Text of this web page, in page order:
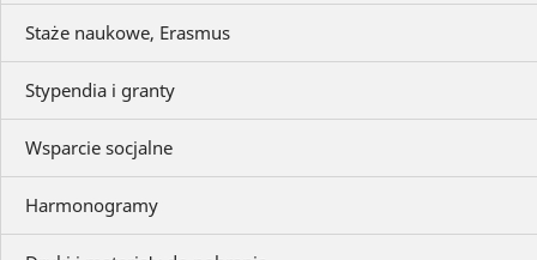
Staże naukowe, Erasmus
Stypendia i granty
Wsparcie socjalne
Harmonogramy